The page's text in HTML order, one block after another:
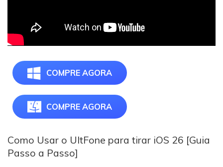
COMPRE AGORA
COMPRE AGORA
Como Usar o UltFone para tirar iOS 26 [Guia
Passo a Passo]